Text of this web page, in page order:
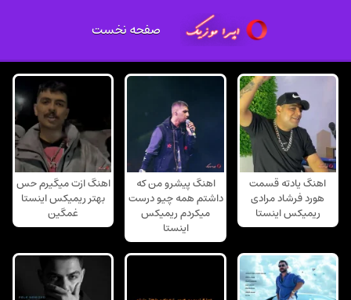
صفحه نخست
اهنگ یادته قسمت
هورد فرشاد مرادی
ریمیکس اینستا
اهنگ پیشرو من که
داشتم همه چیو درست
میکردم ریمیکس
اینستا
اهنگ ازت میگیرم حس
بهتر ریمیکس اینستا
غمگین